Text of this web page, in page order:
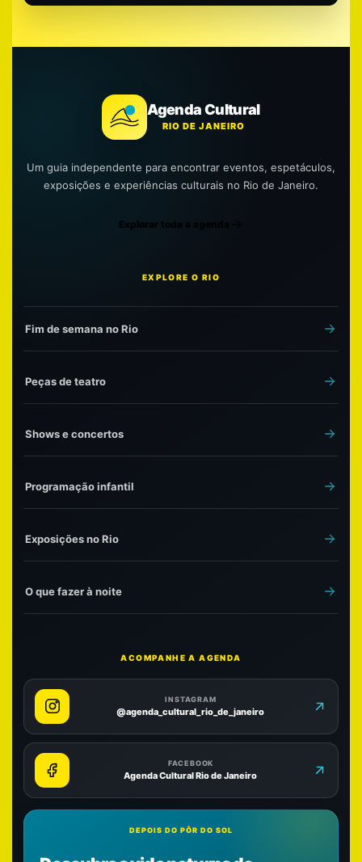
Agenda Cultural
RIO DE JANEIRO
Um guia independente para encontrar eventos, espetáculos,
exposições e experiências culturais no Rio de Janeiro.
Explorar toda a agenda
EXPLORE O RIO
Fim de semana no Rio
Peças de teatro
Shows e concertos
Programação infantil
Exposições no Rio
O que fazer à noite
ACOMPANHE A AGENDA
INSTAGRAM
@agenda_cultural_rio_de_janeiro
FACEBOOK
Agenda Cultural Rio de Janeiro
DEPOIS DO PÔR DO SOL